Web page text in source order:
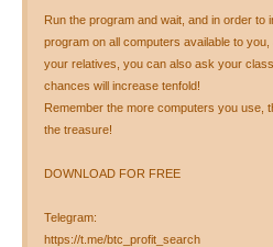
Run the program and wait, and in order
program on all computers available to
your relatives, you can also ask your
chances will increase tenfold!
Remember the more computers you use,
the treasure!
DOWNLOAD FOR FREE
Telegram:
https://t.me/btc_profit_search